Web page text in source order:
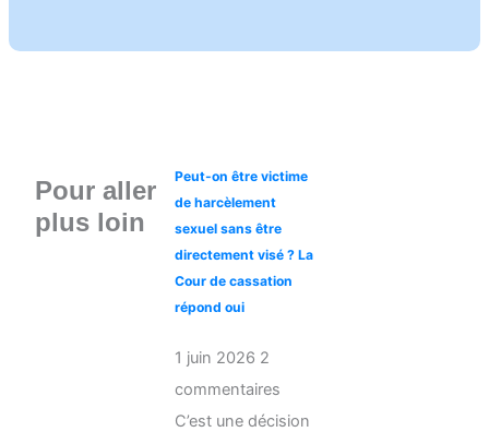
Pour aller
plus loin
Peut-on être victime
de harcèlement
sexuel sans être
directement visé ? La
Cour de cassation
répond oui
1 juin 2026 2
commentaires
C’est une décision